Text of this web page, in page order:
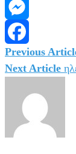
Viber
Messenger
Facebook
άρθρων
Previous
Next Article